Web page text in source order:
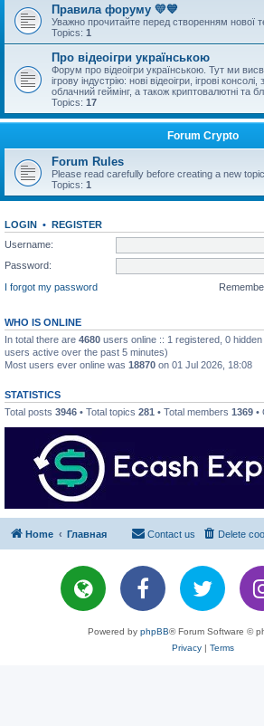
Правила форуму 💛💙
Уважно прочитайте перед створенням нової
Topics: 1
Про відеоігри українською
Форум про відеоігри українською. Тут ми
ігрову індустрію: нові відеоігри, ігрові
облачний геймінг, а також криптовалютні та
Topics: 17
Forum Crypto
Forum Rules
Please read carefully before creating a new topic.
Topics: 1
LOGIN • REGISTER
Username:
Password:
I forgot my password
WHO IS ONLINE
In total there are 4680 users online :: 1 registered, 0
users active over the past 5 minutes)
Most users ever online was 18870 on 01 Jul 2026, 18:08
STATISTICS
Total posts 3946 • Total topics 281 • Total members 1369 •
Home Главная Delete
Contact us
Powered by phpBB® Forum Software ©
Privacy| Terms